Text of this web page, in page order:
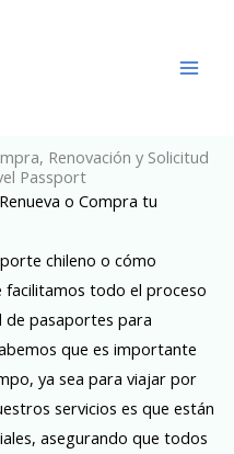
Renovación y Solicitud
Passport
o Compra tu
chileno o cómo
facilitamos todo el proceso
de pasaportes para
que es importante
ya sea para viajar por
servicios es que están
asegurando que todos